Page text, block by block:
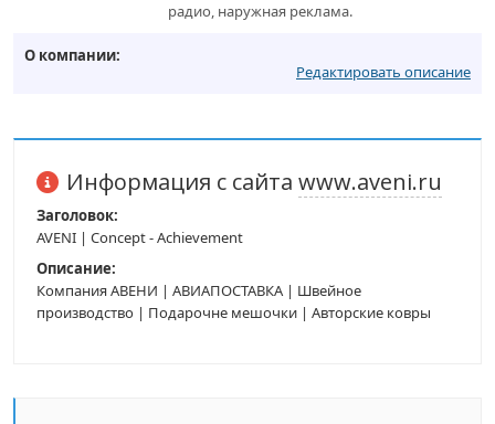
радио, наружная реклама.
О компании:
Редактировать описание
Информация с сайта www.aveni.ru
Заголовок:
AVENI | Concept - Achievement
Описание:
Компания АВЕНИ | АВИАПОСТАВКА | Швейное
производство | Подарочне мешочки | Авторские ковры